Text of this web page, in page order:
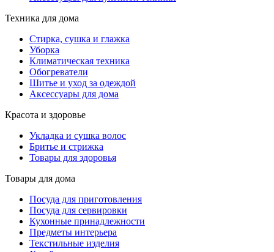
Техника для дома
Стирка, сушка и глажка
Уборка
Климатическая техника
Обогреватели
Шитье и уход за одеждой
Аксессуары для дома
Красота и здоровье
Укладка и сушка волос
Бритье и стрижка
Товары для здоровья
Товары для дома
Посуда для приготовления
Посуда для сервировки
Кухонные принадлежности
Предметы интерьера
Текстильные изделия